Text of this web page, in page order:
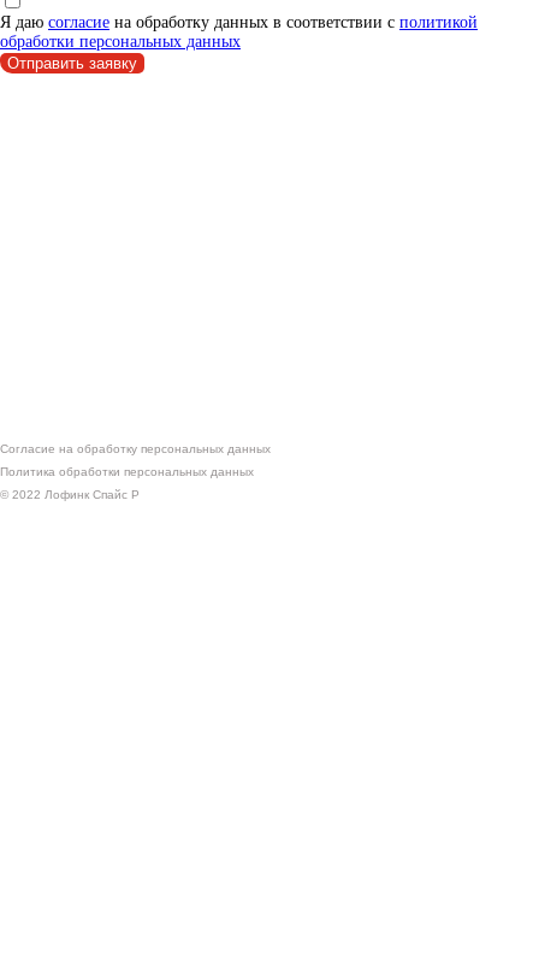
Согласие на обработку персональных данных
Политика обработки персональных данных
© 2022 Лофинк Спайс Р
Я даю согласие на обработку данных в соответствии с политикой
обработки персональных данных
Отправить заявку